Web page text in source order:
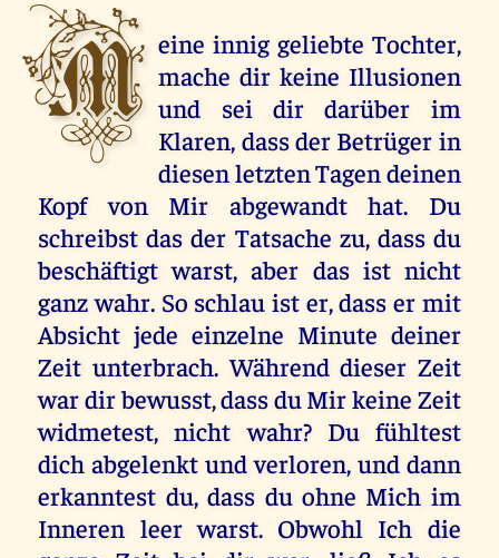
M eine innig geliebte Tochter,
mache dir keine Illusionen
und sei dir darüber im
Klaren, dass der Betrüger in
diesen letzten Tagen deinen
Kopf von Mir abgewandt hat. Du
schreibst das der Tatsache zu, dass du
beschäftigt warst, aber das ist nicht
ganz wahr. So schlau ist er, dass er mit
Absicht jede einzelne Minute deiner
Zeit unterbrach. Während dieser Zeit
war dir bewusst, dass du Mir keine Zeit
widmetest, nicht wahr? Du fühltest
dich abgelenkt und verloren, und dann
erkanntest du, dass du ohne Mich im
Inneren leer warst. Obwohl Ich die